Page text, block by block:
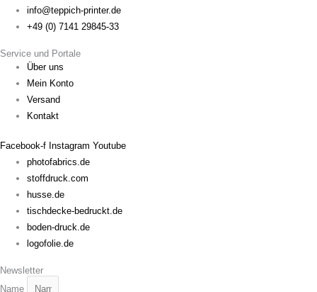
info@teppich-printer.de
+49 (0) 7141 29845-33
Service und Portale
Über uns
Mein Konto
Versand
Kontakt
Facebook-f Instagram Youtube
photofabrics.de
stoffdruck.com
husse.de
tischdecke-bedruckt.de
boden-druck.de
logofolie.de
Newsletter
Name